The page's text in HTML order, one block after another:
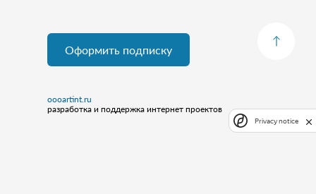
Оформить подписку
oooartint.ru
разработка и поддержка интернет проектов
Privacy notice